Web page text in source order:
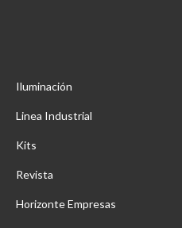
Iluminación
Linea Industrial
Kits
Revista
Horizonte Empresas